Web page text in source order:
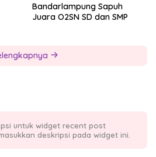
Bandarlampung Sapuh
Juara O2SN SD dan SMP
untuk widget recent post
deskripsi pada widget ini.